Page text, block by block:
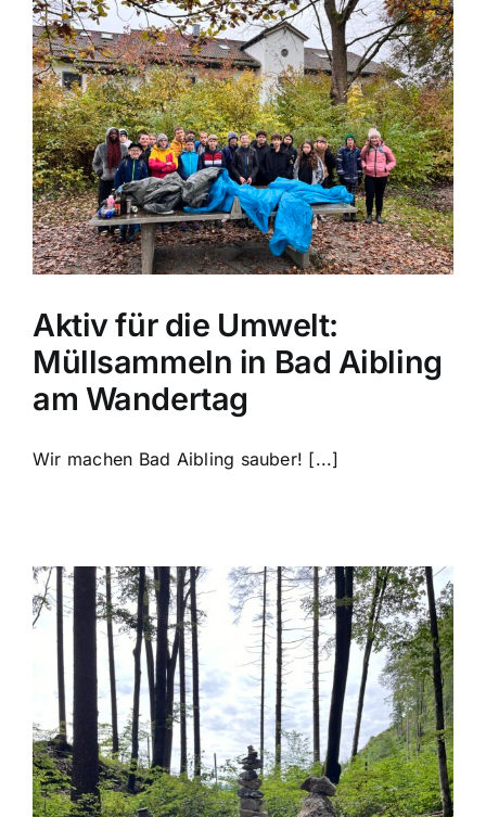
Aktiv für die Umwelt:
Müllsammeln in Bad Aibling
am Wandertag
Wir machen Bad Aibling sauber! [...]